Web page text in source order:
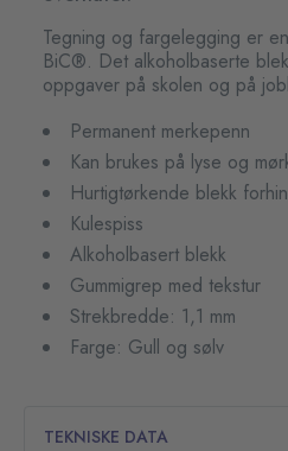
Tegning og fargelegging er
BiC®. Det alkoholbaserte
oppgaver på skolen og på
Permanent merkepenn
Kan brukes på lyse og
Hurtigtørkende blekk
Kulespiss
Alkoholbasert blekk
Gummigrep med tekstur
Strekbredde: 1,1 mm
Farge: Gull og sølv
TEKNISKE DATA